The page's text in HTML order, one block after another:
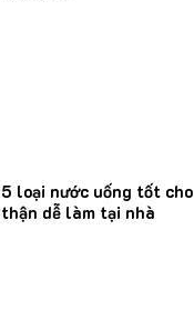
5 loại nước uống tốt cho
thận dễ làm tại nhà